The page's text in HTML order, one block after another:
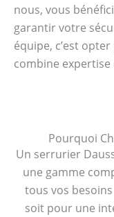
nous, vous
garantir votre
équipe, c’est
combine
Pourquoi
Un serrurier
une gamme
tous vos
soit pour une